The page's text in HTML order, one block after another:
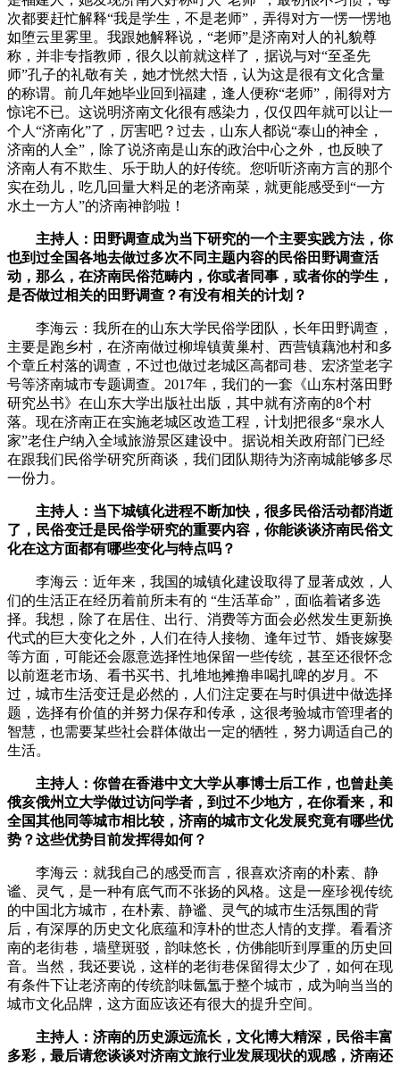
次都要赶忙解释“我是学生，不是老师”，弄得对方一愣一愣地
如堕云里雾里。我跟她解释说，“老师”是济南对人的礼貌尊
称，并非专指教师，很久以前就这样了，据说与对“至圣先
师”孔子的礼敬有关，她才恍然大悟，认为这是很有文化含量
的称谓。前几年她毕业回到福建，逢人便称“老师”，闹得对方
惊诧不已。这说明济南文化很有感染力，仅仅四年就可以让一
个人“济南化”了，厉害吧？过去，山东人都说“泰山的神全，
济南的人全”，除了说济南是山东的政治中心之外，也反映了
济南人有不欺生、乐于助人的好传统。您听听济南方言的那个
实在劲儿，吃几回量大料足的老济南菜，就更能感受到“一方
水土一方人”的济南神韵啦！
主持人：田野调查成为当下研究的一个主要实践方法，你
也到过全国各地去做过多次不同主题内容的民俗田野调查活
动，那么，在济南民俗范畴内，你或者同事，或者你的学生，
是否做过相关的田野调查？有没有相关的计划？
李海云：我所在的山东大学民俗学团队，长年田野调查，
主要是跑乡村，在济南做过柳埠镇黄巢村、西营镇藕池村和多
个章丘村落的调查，不过也做过老城区高都司巷、宏济堂老字
号等济南城市专题调查。2017年，我们的一套《山东村落田野
研究丛书》在山东大学出版社出版，其中就有济南的8个村
落。现在济南正在实施老城区改造工程，计划把很多“泉水人
家”老住户纳入全域旅游景区建设中。据说相关政府部门已经
在跟我们民俗学研究所商谈，我们团队期待为济南城能够多尽
一份力。
主持人：当下城镇化进程不断加快，很多民俗活动都消逝
了，民俗变迁是民俗学研究的重要内容，你能谈谈济南民俗文
化在这方面都有哪些变化与特点吗？
李海云：近年来，我国的城镇化建设取得了显著成效，人
们的生活正在经历着前所未有的 “生活革命”，面临着诸多选
择。我想，除了在居住、出行、消费等方面会必然发生更新换
代式的巨大变化之外，人们在待人接物、逢年过节、婚丧嫁娶
等方面，可能还会愿意选择性地保留一些传统，甚至还很怀念
以前逛老市场、看书买书、扎堆地摊撸串喝扎啤的岁月。不
过，城市生活变迁是必然的，人们注定要在与时俱进中做选择
题，选择有价值的并努力保存和传承，这很考验城市管理者的
智慧，也需要某些社会群体做出一定的牺牲，努力调适自己的
生活。
主持人：你曾在香港中文大学从事博士后工作，也曾赴美
俄亥俄州立大学做过访问学者，到过不少地方，在你看来，和
全国其他同等城市相比较，济南的城市文化发展究竟有哪些优
势？这些优势目前发挥得如何？
李海云：就我自己的感受而言，很喜欢济南的朴素、静
谧、灵气，是一种有底气而不张扬的风格。这是一座珍视传统
的中国北方城市，在朴素、静谧、灵气的城市生活氛围的背
后，有深厚的历史文化底蕴和淳朴的世态人情的支撑。看看济
南的老街巷，墙壁斑驳，韵味悠长，仿佛能听到厚重的历史回
音。当然，我还要说，这样的老街巷保留得太少了，如何在现
有条件下让老济南的传统韵味氤氲于整个城市，成为响当当的
城市文化品牌，这方面应该还有很大的提升空间。
主持人：济南的历史源远流长，文化博大精深，民俗丰富
多彩，最后请您谈谈对济南文旅行业发展现状的观感，济南还